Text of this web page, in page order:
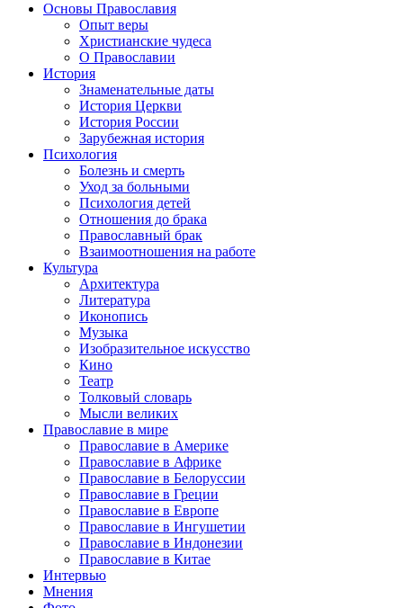
Основы Православия
Опыт веры
Христианские чудеса
О Православии
История
Знаменательные даты
История Церкви
История России
Зарубежная история
Психология
Болезнь и смерть
Уход за больными
Психология детей
Отношения до брака
Православный брак
Взаимоотношения на работе
Культура
Архитектура
Литература
Иконопись
Музыка
Изобразительное искусство
Кино
Театр
Толковый словарь
Мысли великих
Православие в мире
Православие в Америке
Православие в Африке
Православие в Белоруссии
Православие в Греции
Православие в Европе
Православие в Ингушетии
Православие в Индонезии
Православие в Китае
Интервью
Мнения